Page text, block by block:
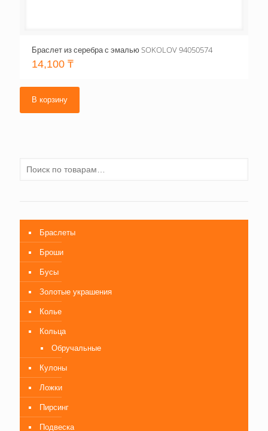
Браслет из серебра с эмалью SOKOLOV 94050574
14,100 ₸
В корзину
Браслеты
Броши
Бусы
Золотые украшения
Колье
Кольца
Обручальные
Кулоны
Ложки
Пирсинг
Подвеска